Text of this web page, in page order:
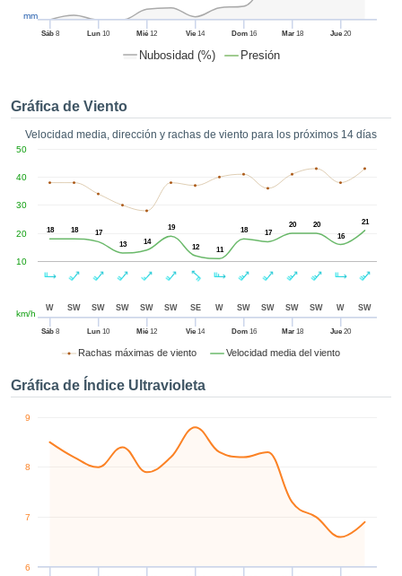
nuestros
así como
un perfil
para
más
y
el botón
disponible
nuestra
web.
cookies
de
Nubosidad (%) Presión
Sáb8 Lun 10 Mié 12 Vie 14 Dom16 Mar18 Jue 20
mm
Gráfica de Viento
Velocidad media, dirección y rachas de viento para los próximos 14 días
Rachas máximas de viento Velocidad media del viento
Sáb8 Lun 10 Mié 12 Vie 14 Dom16 Mar18 Jue 20
10
20
30
40
50
km/h
18 18
17
13
14
19
12 11
18 17
20
20
16
21
W SW SW SW SW SW SE W SW SW SW SW W SW
Gráfica de Índice Ultravioleta
6
7
8
9